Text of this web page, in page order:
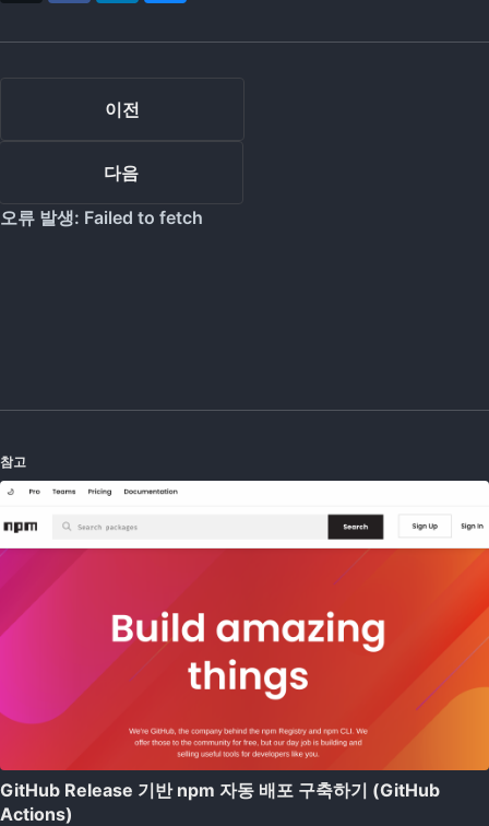
이전
다음
참고
GitHub Release 기반 npm 자동 배포 구축하기 (GitHub
Actions)